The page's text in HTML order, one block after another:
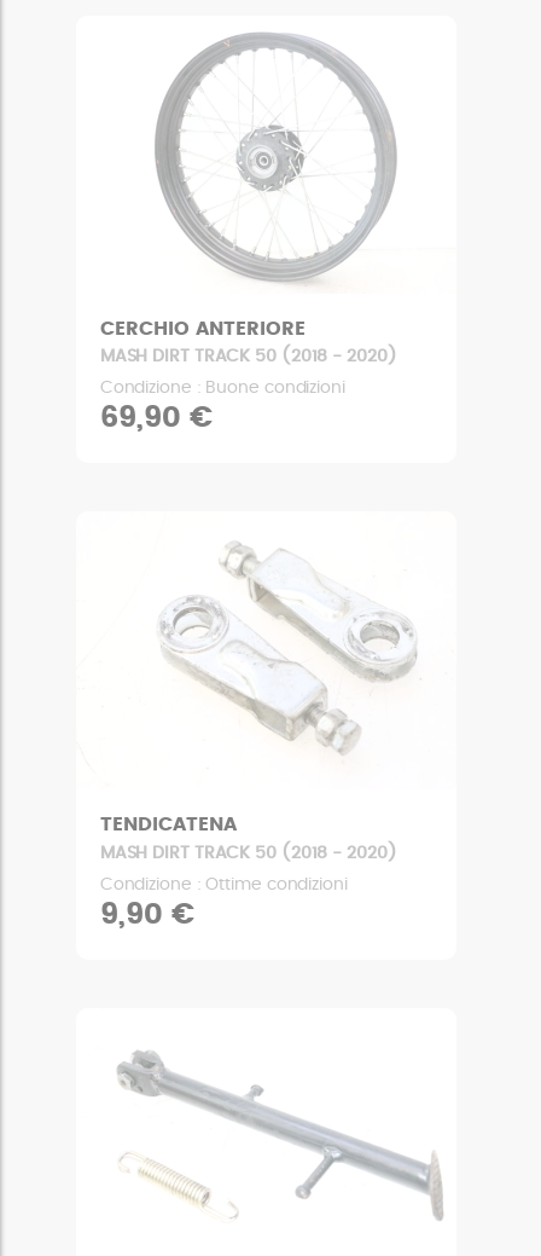
CERCHIO ANTERIORE
MASH DIRT TRACK 50 (2018 - 2020)
Condizione : Buone condizioni
69,90 €
TENDICATENA
MASH DIRT TRACK 50 (2018 - 2020)
Condizione : Ottime condizioni
9,90 €